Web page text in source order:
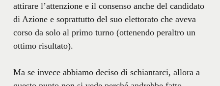
attirare l’attenzione e il consenso anche del candidato
di Azione e soprattutto del suo elettorato che aveva
corso da solo al primo turno (ottenendo peraltro un
ottimo risultato).
Ma se invece abbiamo deciso di schiantarci, allora a